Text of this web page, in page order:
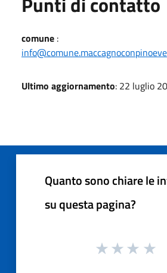
comune :
Ultimo aggiornamento: 22 luglio
Quanto sono chiare le
su questa pagina?